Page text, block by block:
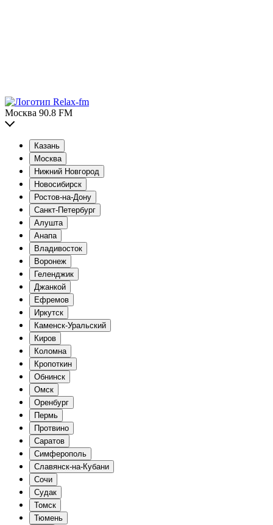
Москва 90.8 FM
Казань
Москва
Нижний Новгород
Новосибирск
Ростов-на-Дону
Санкт-Петербург
Алушта
Анапа
Владивосток
Воронеж
Геленджик
Джанкой
Ефремов
Иркутск
Каменск-Уральский
Киров
Коломна
Кропоткин
Обнинск
Омск
Оренбург
Пермь
Протвино
Саратов
Симферополь
Славянск-на-Кубани
Сочи
Судак
Томск
Тюмень